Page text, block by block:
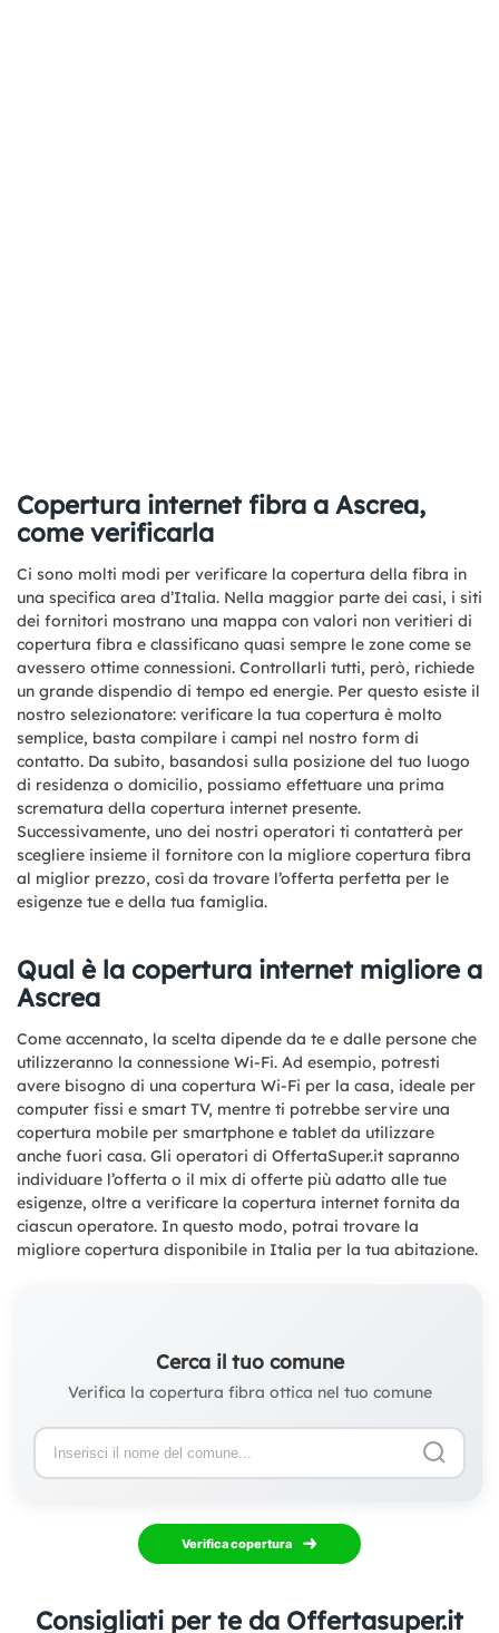
Copertura internet fibra a Ascrea,
come verificarla
Ci sono molti modi per verificare la copertura della fibra in
una specifica area d’Italia. Nella maggior parte dei casi, i siti
dei fornitori mostrano una mappa con valori non veritieri di
copertura fibra e classificano quasi sempre le zone come se
avessero ottime connessioni. Controllarli tutti, però, richiede
un grande dispendio di tempo ed energie. Per questo esiste il
nostro selezionatore: verificare la tua copertura è molto
semplice, basta compilare i campi nel nostro form di
contatto. Da subito, basandosi sulla posizione del tuo luogo
di residenza o domicilio, possiamo effettuare una prima
scrematura della copertura internet presente.
Successivamente, uno dei nostri operatori ti contatterà per
scegliere insieme il fornitore con la migliore copertura fibra
al miglior prezzo, così da trovare l’offerta perfetta per le
esigenze tue e della tua famiglia.
Qual è la copertura internet migliore a
Ascrea
Come accennato, la scelta dipende da te e dalle persone che
utilizzeranno la connessione Wi-Fi. Ad esempio, potresti
avere bisogno di una copertura Wi-Fi per la casa, ideale per
computer fissi e smart TV, mentre ti potrebbe servire una
copertura mobile per smartphone e tablet da utilizzare
anche fuori casa. Gli operatori di OffertaSuper.it sapranno
individuare l’offerta o il mix di offerte più adatto alle tue
esigenze, oltre a verificare la copertura internet fornita da
ciascun operatore. In questo modo, potrai trovare la
migliore copertura disponibile in Italia per la tua abitazione.
Cerca il tuo comune
Verifica la copertura fibra ottica nel tuo comune
Verifica copertura
Consigliati per te da Offertasuper.it